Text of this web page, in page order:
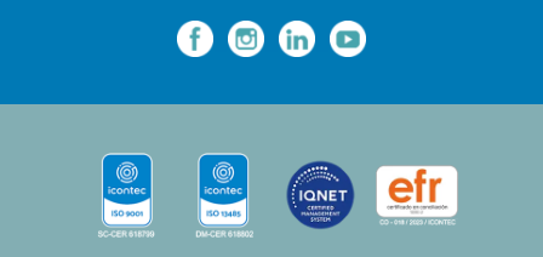
— — —